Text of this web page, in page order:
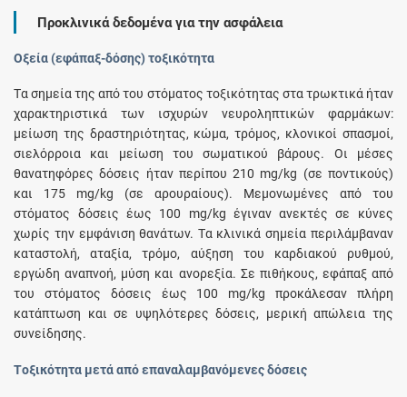
Προκλινικά δεδομένα για την ασφάλεια
Οξεία (εφάπαξ-δόσης) τοξικότητα
Tα σημεία της από του στόματος τοξικότητας στα τρωκτικά ήταν
χαρακτηριστικά των ισχυρών νευροληπτικών φαρμάκων:
μείωση της δραστηριότητας, κώμα, τρόμος, κλονικοί σπασμοί,
σιελόρροια και μείωση του σωματικού βάρους. Οι μέσες
θανατηφόρες δόσεις ήταν περίπου 210 mg/kg (σε ποντικούς)
και 175 mg/kg (σε αρουραίους). Μεμονωμένες από του
στόματος δόσεις έως 100 mg/kg έγιναν ανεκτές σε κύνες
χωρίς την εμφάνιση θανάτων. Tα κλινικά σημεία περιλάμβαναν
καταστολή, αταξία, τρόμο, αύξηση του καρδιακού ρυθμού,
εργώδη αναπνοή, μύση και ανορεξία. Σε πιθήκους, εφάπαξ από
του στόματος δόσεις έως 100 mg/kg προκάλεσαν πλήρη
κατάπτωση και σε υψηλότερες δόσεις, μερική απώλεια της
συνείδησης.
Tοξικότητα μετά από επαναλαμβανόμενες δόσεις